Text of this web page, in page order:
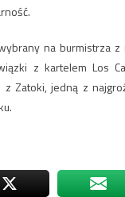
na burmistrza z
z kartelem Los
Zatoki, jedną z